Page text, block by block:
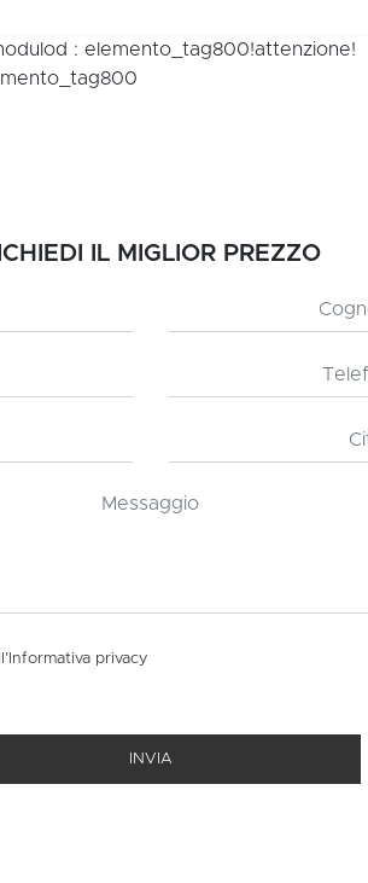
: elemento_tag800!attenzione!
IL MIGLIOR PREZZO
privacy
INVIA